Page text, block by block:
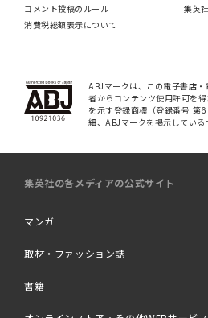
コメント投稿のルール
集英
消費税総額表示について
ABJマークは、この電子書店
者からコンテンツ使用許可を
を示す登録商標（登録番号 第
細、ABJマークを掲示してい
集英社の各メディアの公式サイト
マンガ
取材・ファッション誌
書籍